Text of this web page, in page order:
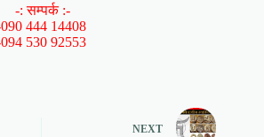
-: सम्पर्क :-
444 14408
530 92553
NEXT